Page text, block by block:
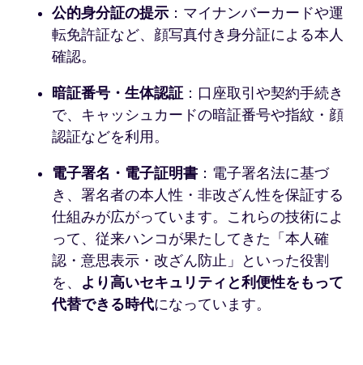
公的身分証の提示 ：マイナンバーカードや運
転免許証など、顔写真付き身分証による本人
確認。
暗証番号・生体認証：口座取引や契約手続き
で、キャッシュカードの暗証番号や指紋・顔
認証などを利用。
電子署名・電子証明書 ：電子署名法に基づ
き、署名者の本人性・非改ざん性を保証する
仕組みが広がっています。これらの技術によ
って、従来ハンコが果たしてきた「本人確
認・意思表示・改ざん防止」といった役割
を、 より高いセキュリティと利便性をもって
代替できる時代になっています。